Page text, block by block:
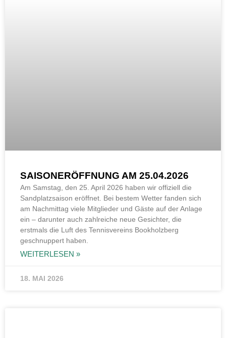
SAISONERÖFFNUNG AM 25.04.2026
Am Samstag, den 25. April 2026 haben wir offiziell die
Sandplatzsaison eröffnet. Bei bestem Wetter fanden sich
am Nachmittag viele Mitglieder und Gäste auf der Anlage
ein – darunter auch zahlreiche neue Gesichter, die
erstmals die Luft des Tennisvereins Bookholzberg
geschnuppert haben.
WEITERLESEN »
18. MAI 2026